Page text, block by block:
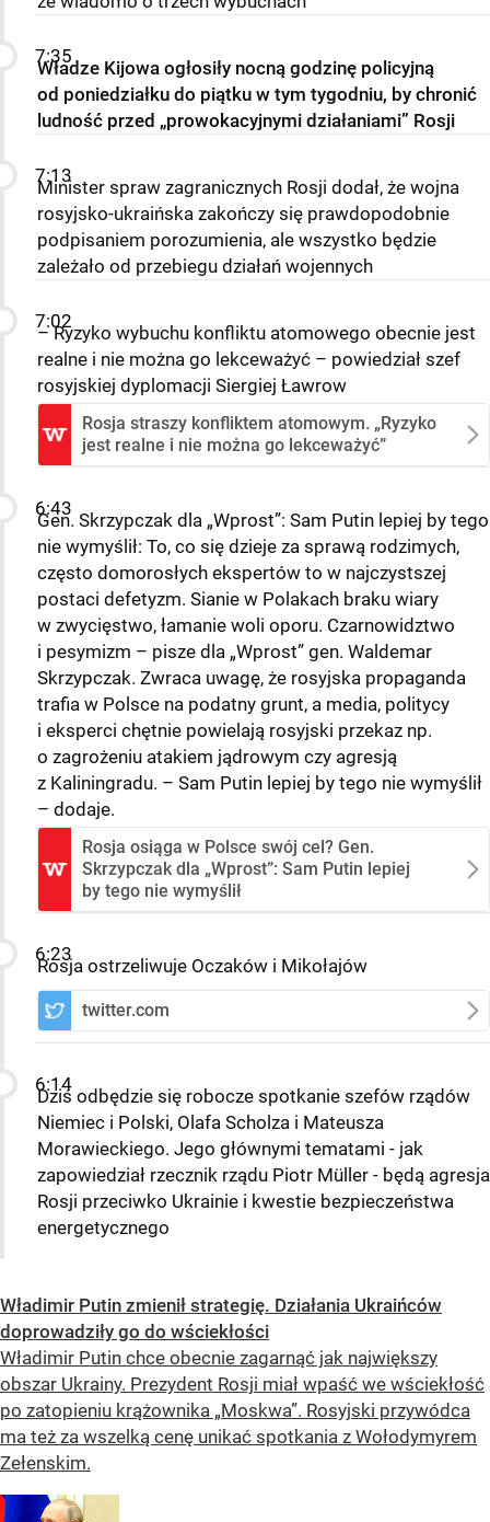
7:35
Władze Kijowa ogłosiły nocną godzinę policyjną
od poniedziałku do piątku w tym tygodniu, by chronić
ludność przed „prowokacyjnymi działaniami” Rosji
7:13
Minister spraw zagranicznych Rosji dodał, że wojna
rosyjsko-ukraińska zakończy się prawdopodobnie
podpisaniem porozumienia, ale wszystko będzie
zależało od przebiegu działań wojennych
7:02
– Ryzyko wybuchu konfliktu atomowego obecnie jest
realne i nie można go lekceważyć – powiedział szef
rosyjskiej dyplomacji Siergiej Ławrow
Rosja straszy konfliktem atomowym. „Ryzyko
jest realne i nie można go lekceważyć”
6:43
Gen. Skrzypczak dla „Wprost”: Sam Putin lepiej by tego
nie wymyślił: To, co się dzieje za sprawą rodzimych,
często domorosłych ekspertów to w najczystszej
postaci defetyzm. Sianie w Polakach braku wiary
w zwycięstwo, łamanie woli oporu. Czarnowidztwo
i pesymizm – pisze dla „Wprost” gen. Waldemar
Skrzypczak. Zwraca uwagę, że rosyjska propaganda
trafia w Polsce na podatny grunt, a media, politycy
i eksperci chętnie powielają rosyjski przekaz np.
o zagrożeniu atakiem jądrowym czy agresją
z Kaliningradu. – Sam Putin lepiej by tego nie wymyślił
– dodaje.
Rosja osiąga w Polsce swój cel? Gen.
Skrzypczak dla „Wprost”: Sam Putin lepiej
by tego nie wymyślił
6:23
Rosja ostrzeliwuje Oczaków i Mikołajów
twitter.com
6:14
Dziś odbędzie się robocze spotkanie szefów rządów
Niemiec i Polski, Olafa Scholza i Mateusza
Morawieckiego. Jego głównymi tematami - jak
zapowiedział rzecznik rządu Piotr Müller - będą agresja
Rosji przeciwko Ukrainie i kwestie bezpieczeństwa
energetycznego
Władimir Putin zmienił strategię. Działania Ukraińców
doprowadziły go do wściekłości
Władimir Putin chce obecnie zagarnąć jak największy
obszar Ukrainy. Prezydent Rosji miał wpaść we wściekłość
po zatopieniu krążownika „Moskwa”. Rosyjski przywódca
ma też za wszelką cenę unikać spotkania z Wołodymyrem
Zełenskim.